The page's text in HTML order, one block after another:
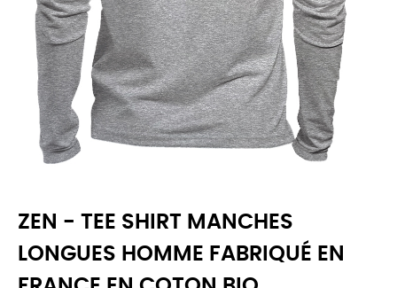
ZEN - TEE SHIRT MANCHES
LONGUES HOMME FABRIQUÉ EN